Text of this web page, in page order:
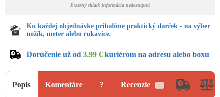
Externý sklad: informácia nedostupná
Ku každej objednávke pribalíme praktický darček - na výber
nožík, meter alebo rukavice.
Doručenie už od 3.99 € kuriérom na adresu alebo boxu
Popis Komentáre ? Recenzie